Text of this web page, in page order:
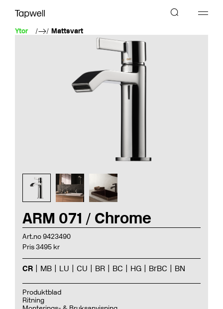
Ytor Mattsvart
ARM 071 / Chrome
Art.no 9423490
Pris 3495 kr
CR MB LU CU BR BC HG BrBC BN
Produktblad
Ritning